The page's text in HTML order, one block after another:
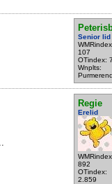
Senior lid
107
OTindex:
Wnplts:
Regie
Erelid
892
OTindex:
2.859